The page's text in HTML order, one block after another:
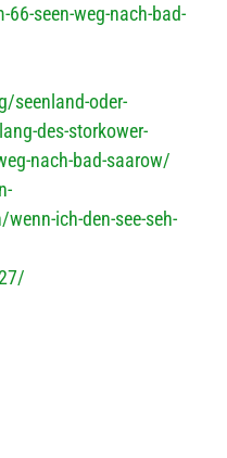
seen-weg-nach-bad-
seenland-oder-
des-storkower-
nach-bad-saarow/
ich-den-see-seh-